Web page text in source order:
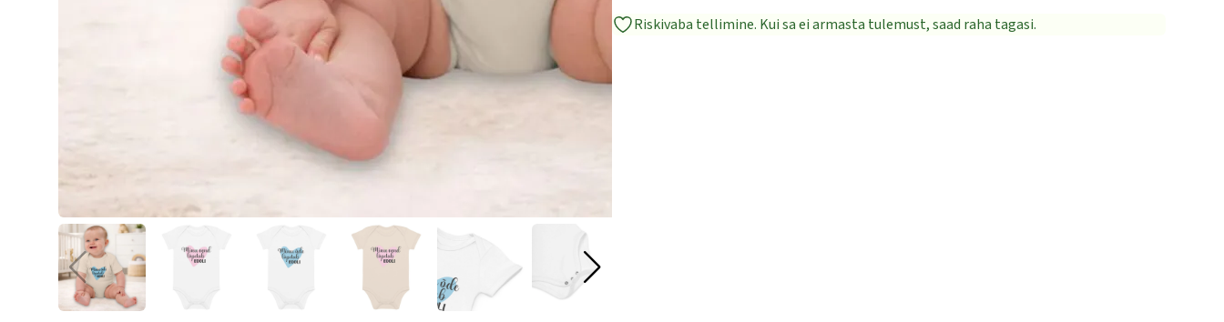
või
süda
Riskivaba tellimine. Kui sa ei armasta tulemust, saad raha tagasi.